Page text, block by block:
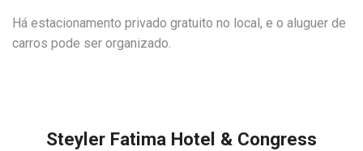
Há estacionamento privado gratuito no local, e o aluguer de
carros pode ser organizado.
Steyler Fatima Hotel & Congress